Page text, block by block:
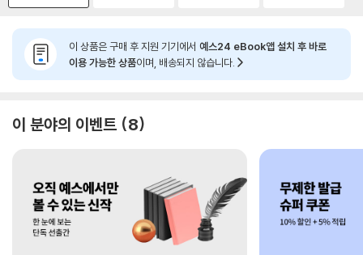
이 상품은 구매 후 지원 기기에서 예스24 eBook앱 설치 후 바로
이용 가능한 상품이며, 배송되지 않습니다.
이 분야의 이벤트 8